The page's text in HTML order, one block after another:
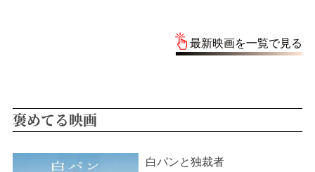
最新映画を一覧で見る
褒めてる映画
白パンと独裁者